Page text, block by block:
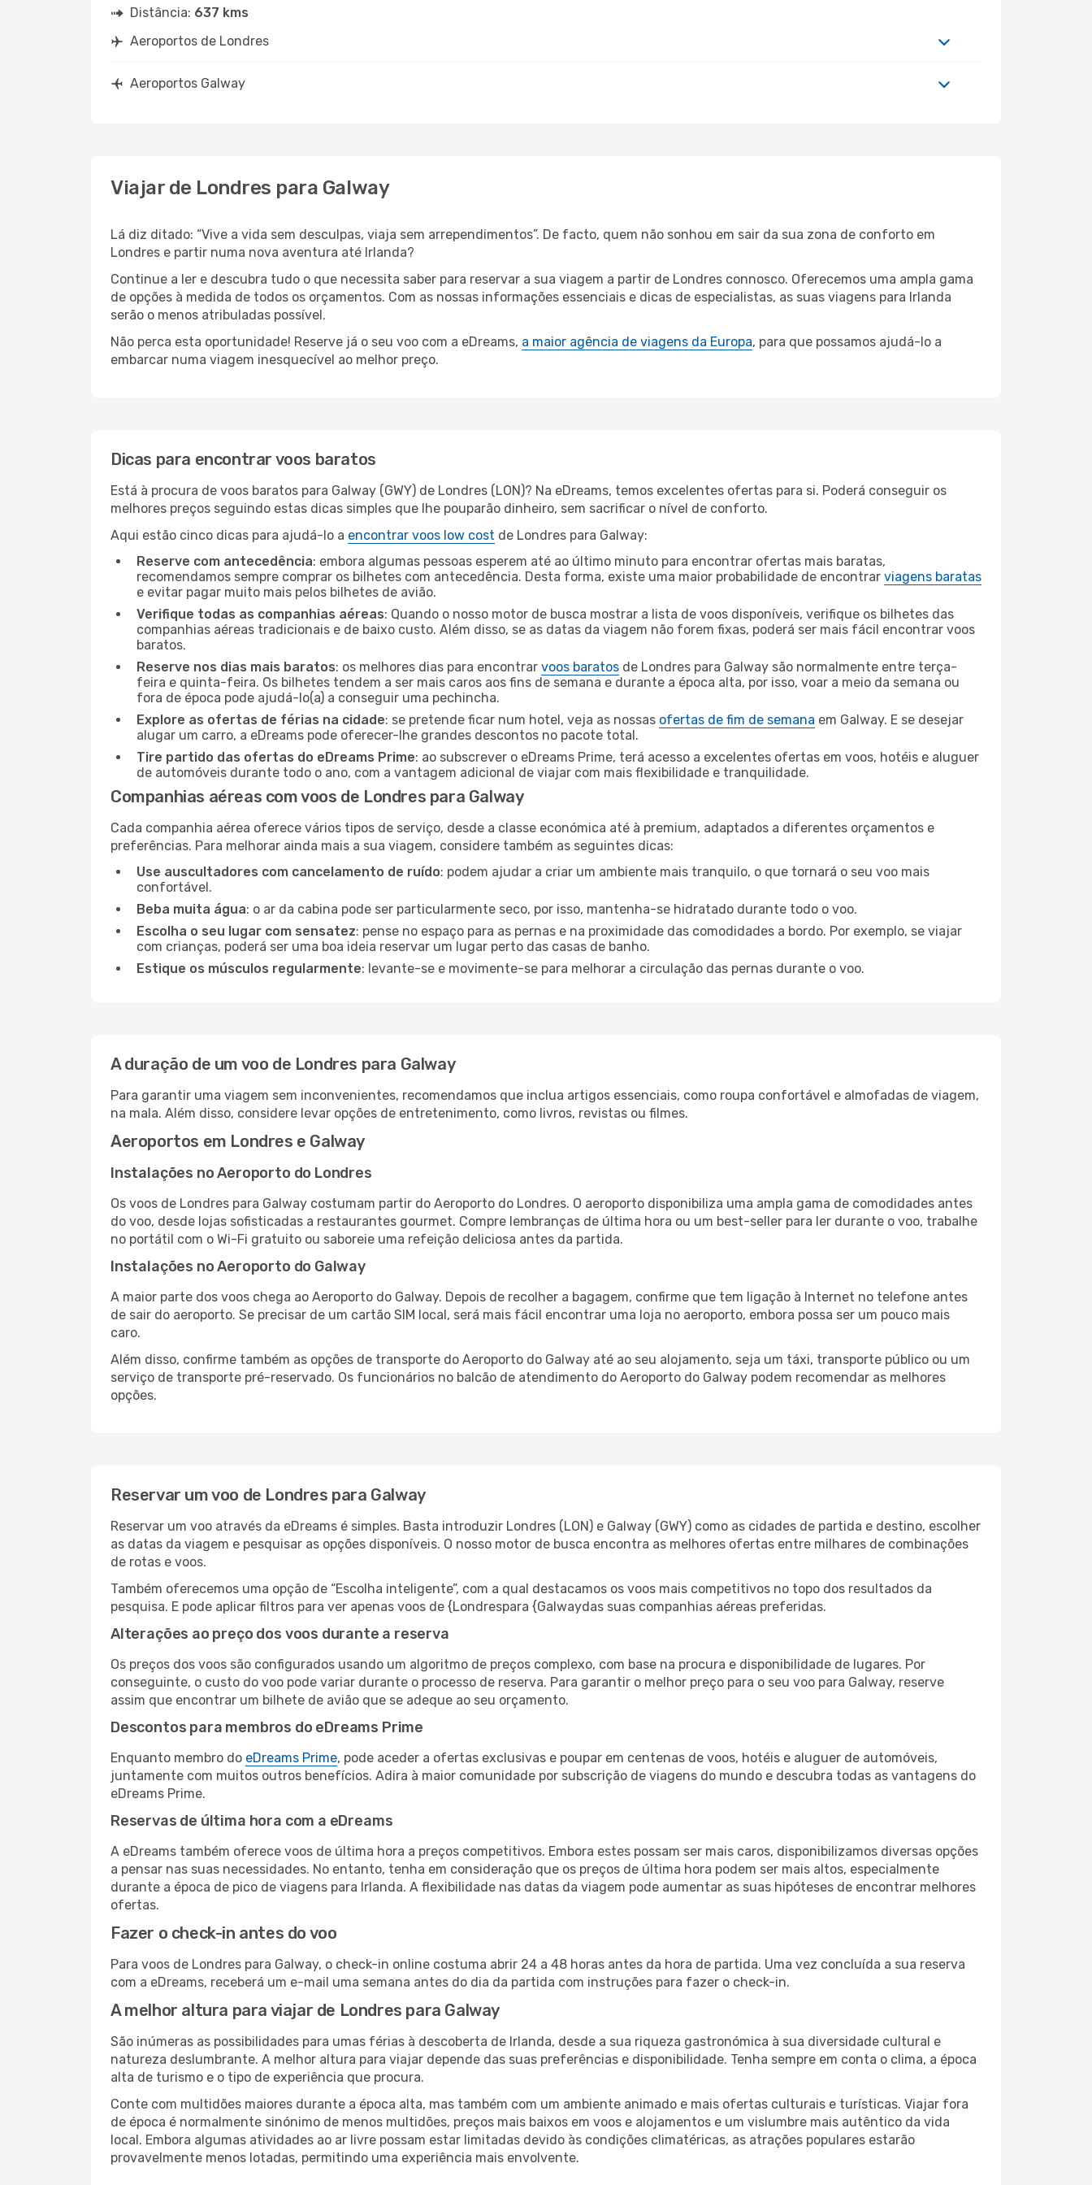
Distância: 637 kms
Aeroportos de Londres
Aeroportos Galway
Viajar de Londres para Galway
Lá diz ditado: “Vive a vida sem desculpas, viaja sem arrependimentos”. De facto, quem não sonhou em sair da sua zona de conforto em
Londres e partir numa nova aventura até Irlanda?
Continue a ler e descubra tudo o que necessita saber para reservar a sua viagem a partir de Londres connosco. Oferecemos uma ampla gama
de opções à medida de todos os orçamentos. Com as nossas informações essenciais e dicas de especialistas, as suas viagens para Irlanda
serão o menos atribuladas possível.
Não perca esta oportunidade! Reserve já o seu voo com a eDreams, a maior agência de viagens da Europa, para que possamos ajudá-lo a
embarcar numa viagem inesquecível ao melhor preço.
Dicas para encontrar voos baratos
Está à procura de voos baratos para Galway (GWY) de Londres (LON)? Na eDreams, temos excelentes ofertas para si. Poderá conseguir os
melhores preços seguindo estas dicas simples que lhe pouparão dinheiro, sem sacrificar o nível de conforto.
Aqui estão cinco dicas para ajudá-lo a encontrar voos low cost de Londres para Galway:
Reserve com antecedência: embora algumas pessoas esperem até ao último minuto para encontrar ofertas mais baratas,
recomendamos sempre comprar os bilhetes com antecedência. Desta forma, existe uma maior probabilidade de encontrar viagens baratas
e evitar pagar muito mais pelos bilhetes de avião.
Verifique todas as companhias aéreas: Quando o nosso motor de busca mostrar a lista de voos disponíveis, verifique os bilhetes das
companhias aéreas tradicionais e de baixo custo. Além disso, se as datas da viagem não forem fixas, poderá ser mais fácil encontrar voos
baratos.
Reserve nos dias mais baratos: os melhores dias para encontrar voos baratos de Londres para Galway são normalmente entre terça-
feira e quinta-feira. Os bilhetes tendem a ser mais caros aos fins de semana e durante a época alta, por isso, voar a meio da semana ou
fora de época pode ajudá-lo(a) a conseguir uma pechincha.
Explore as ofertas de férias na cidade: se pretende ficar num hotel, veja as nossas ofertas de fim de semana em Galway. E se desejar
alugar um carro, a eDreams pode oferecer-lhe grandes descontos no pacote total.
Tire partido das ofertas do eDreams Prime: ao subscrever o eDreams Prime, terá acesso a excelentes ofertas em voos, hotéis e aluguer
de automóveis durante todo o ano, com a vantagem adicional de viajar com mais flexibilidade e tranquilidade.
Companhias aéreas com voos de Londres para Galway
Cada companhia aérea oferece vários tipos de serviço, desde a classe económica até à premium, adaptados a diferentes orçamentos e
preferências. Para melhorar ainda mais a sua viagem, considere também as seguintes dicas:
Use auscultadores com cancelamento de ruído: podem ajudar a criar um ambiente mais tranquilo, o que tornará o seu voo mais
confortável.
Beba muita água: o ar da cabina pode ser particularmente seco, por isso, mantenha-se hidratado durante todo o voo.
Escolha o seu lugar com sensatez: pense no espaço para as pernas e na proximidade das comodidades a bordo. Por exemplo, se viajar
com crianças, poderá ser uma boa ideia reservar um lugar perto das casas de banho.
Estique os músculos regularmente: levante-se e movimente-se para melhorar a circulação das pernas durante o voo.
A duração de um voo de Londres para Galway
Para garantir uma viagem sem inconvenientes, recomendamos que inclua artigos essenciais, como roupa confortável e almofadas de viagem,
na mala. Além disso, considere levar opções de entretenimento, como livros, revistas ou filmes.
Aeroportos em Londres e Galway
Instalações no Aeroporto do Londres
Os voos de Londres para Galway costumam partir do Aeroporto do Londres. O aeroporto disponibiliza uma ampla gama de comodidades antes
do voo, desde lojas sofisticadas a restaurantes gourmet. Compre lembranças de última hora ou um best-seller para ler durante o voo, trabalhe
no portátil com o Wi-Fi gratuito ou saboreie uma refeição deliciosa antes da partida.
Instalações no Aeroporto do Galway
A maior parte dos voos chega ao Aeroporto do Galway. Depois de recolher a bagagem, confirme que tem ligação à Internet no telefone antes
de sair do aeroporto. Se precisar de um cartão SIM local, será mais fácil encontrar uma loja no aeroporto, embora possa ser um pouco mais
caro.
Além disso, confirme também as opções de transporte do Aeroporto do Galway até ao seu alojamento, seja um táxi, transporte público ou um
serviço de transporte pré-reservado. Os funcionários no balcão de atendimento do Aeroporto do Galway podem recomendar as melhores
opções.
Reservar um voo de Londres para Galway
Reservar um voo através da eDreams é simples. Basta introduzir Londres (LON) e Galway (GWY) como as cidades de partida e destino, escolher
as datas da viagem e pesquisar as opções disponíveis. O nosso motor de busca encontra as melhores ofertas entre milhares de combinações
de rotas e voos.
Também oferecemos uma opção de “Escolha inteligente”, com a qual destacamos os voos mais competitivos no topo dos resultados da
pesquisa. E pode aplicar filtros para ver apenas voos de {Londrespara {Galwaydas suas companhias aéreas preferidas.
Alterações ao preço dos voos durante a reserva
Os preços dos voos são configurados usando um algoritmo de preços complexo, com base na procura e disponibilidade de lugares. Por
conseguinte, o custo do voo pode variar durante o processo de reserva. Para garantir o melhor preço para o seu voo para Galway, reserve
assim que encontrar um bilhete de avião que se adeque ao seu orçamento.
Descontos para membros do eDreams Prime
Enquanto membro do eDreams Prime, pode aceder a ofertas exclusivas e poupar em centenas de voos, hotéis e aluguer de automóveis,
juntamente com muitos outros benefícios. Adira à maior comunidade por subscrição de viagens do mundo e descubra todas as vantagens do
eDreams Prime.
Reservas de última hora com a eDreams
A eDreams também oferece voos de última hora a preços competitivos. Embora estes possam ser mais caros, disponibilizamos diversas opções
a pensar nas suas necessidades. No entanto, tenha em consideração que os preços de última hora podem ser mais altos, especialmente
durante a época de pico de viagens para Irlanda. A flexibilidade nas datas da viagem pode aumentar as suas hipóteses de encontrar melhores
ofertas.
Fazer o check-in antes do voo
Para voos de Londres para Galway, o check-in online costuma abrir 24 a 48 horas antes da hora de partida. Uma vez concluída a sua reserva
com a eDreams, receberá um e-mail uma semana antes do dia da partida com instruções para fazer o check-in.
A melhor altura para viajar de Londres para Galway
São inúmeras as possibilidades para umas férias à descoberta de Irlanda, desde a sua riqueza gastronómica à sua diversidade cultural e
natureza deslumbrante. A melhor altura para viajar depende das suas preferências e disponibilidade. Tenha sempre em conta o clima, a época
alta de turismo e o tipo de experiência que procura.
Conte com multidões maiores durante a época alta, mas também com um ambiente animado e mais ofertas culturais e turísticas. Viajar fora
de época é normalmente sinónimo de menos multidões, preços mais baixos em voos e alojamentos e um vislumbre mais autêntico da vida
local. Embora algumas atividades ao ar livre possam estar limitadas devido às condições climatéricas, as atrações populares estarão
provavelmente menos lotadas, permitindo uma experiência mais envolvente.